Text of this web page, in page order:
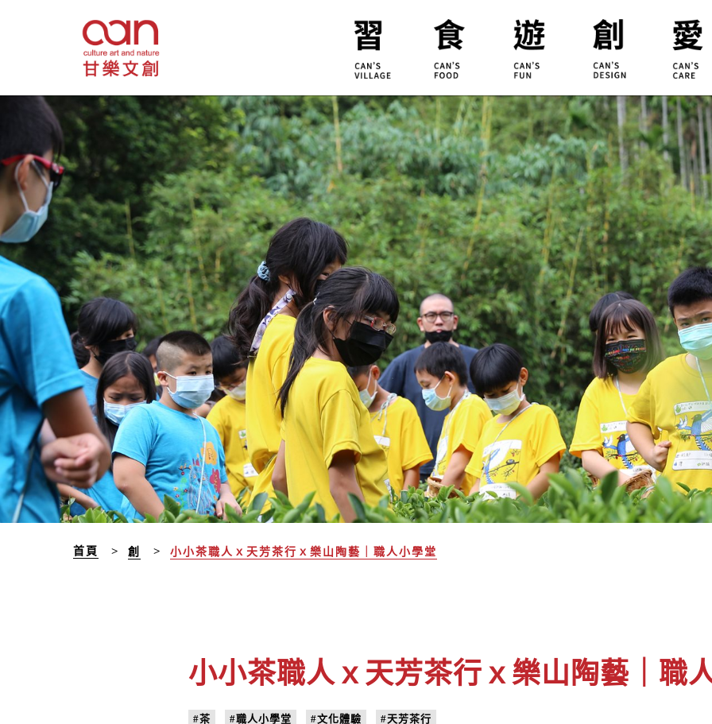
合習聚落 甘樂食堂
甘樂茶事
禾乃川
體驗遊程
秀川居
淨溪行動
地方創生
設計服務
小草書
職能學
烘焙
首頁 創 小小茶職人ｘ天芳茶行ｘ樂山陶藝｜職人小學堂
小小茶職人ｘ天芳茶行ｘ樂山陶藝｜職
#茶 #職人小學堂 #文化體驗 #天芳茶行